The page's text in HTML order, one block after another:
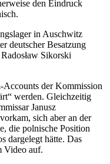
den Eindruck
in Auschwitz
deutscher Besatzung
Sikorski
Accounts der Kommission
werden. Gleichzeitig
Janusz
sich aber an der
die polnische Position
dargelegt hätte. Das
Video auf.